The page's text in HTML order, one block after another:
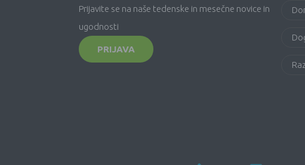
Prijavite se na naše tedenske in mesečne novice in
ugodnosti
PRIJAVA